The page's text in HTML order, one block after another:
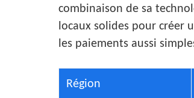
combinaison de sa
locaux solides pour créer
les paiements aussi
Région